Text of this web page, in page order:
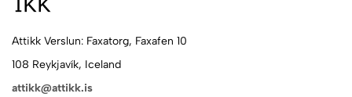
Attikk Verslun: Faxatorg, Faxafen 10
108 Reykjavík, Iceland
attikk@attikk.is